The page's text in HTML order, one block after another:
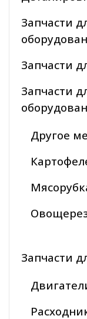
Запчасти
Запчасти
Запчасти
Другое
Запчасти